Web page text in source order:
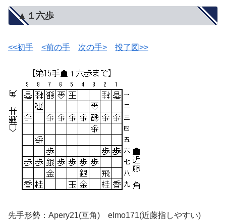
▲１六歩
<<初手 <前の手 次の手> 投了図>>
先手形勢：Apery21(互角) elmo171(近藤指しやすい)